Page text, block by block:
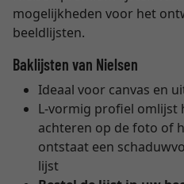
mogelijkheden voor het
beeldlijsten.
Baklijsten van Nielsen
Ideaal voor canvas en
L-vormig profiel omlijst
achteren op de foto of
ontstaat een
lijst